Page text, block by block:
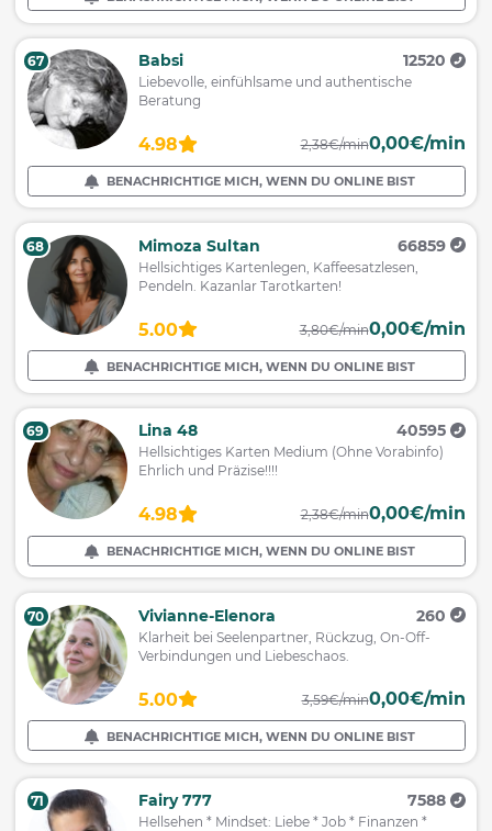
67 Babsi 12520
Liebevolle, einfühlsame und authentische
Beratung
4.98 2,38€/min0,00€/min
BENACHRICHTIGE MICH, WENN DU ONLINE BIST
68 Mimoza Sultan 66859
Hellsichtiges Kartenlegen, Kaffeesatzlesen,
Pendeln. Kazanlar Tarotkarten!
5.00 3,80€/min0,00€/min
BENACHRICHTIGE MICH, WENN DU ONLINE BIST
69 Lina 48 40595
Hellsichtiges Karten Medium (Ohne Vorabinfo)
Ehrlich und Präzise!!!!
4.98 2,38€/min0,00€/min
BENACHRICHTIGE MICH, WENN DU ONLINE BIST
70 Vivianne-Elenora 260
Klarheit bei Seelenpartner, Rückzug, On-Off-
Verbindungen und Liebeschaos.
5.00 3,59€/min0,00€/min
BENACHRICHTIGE MICH, WENN DU ONLINE BIST
71 Fairy 777 7588
Hellsehen * Mindset: Liebe * Job * Finanzen *